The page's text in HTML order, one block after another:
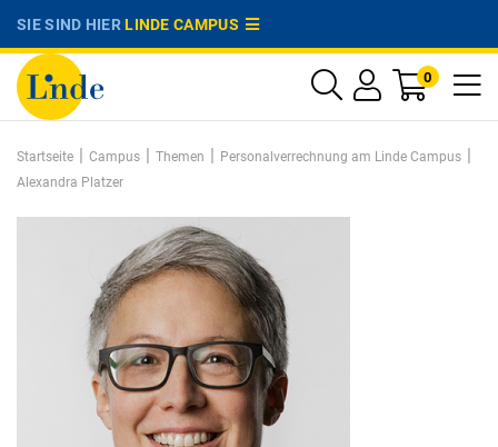
SIE SIND HIERLINDE CAMPUS
0
Startseite | Campus | Themen | Personalverrechnung am Linde Campus |
Alexandra Platzer